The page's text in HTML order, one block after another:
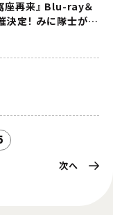
座再来』 Blu-ray＆
決定！ みに隊士がラ
次へ